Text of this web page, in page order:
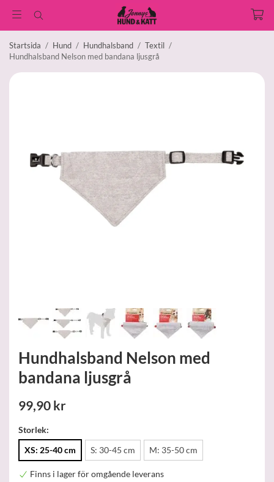
Startsida / Hund / Hundhalsband / Textil /
Hundhalsband Nelson med bandana ljusgrå
Hundhalsband Nelson med
bandana ljusgrå
99,90 kr
Storlek:
XS: 25-40 cm
S: 30-45 cm M: 35-50 cm
Finns i lager för omgående leverans